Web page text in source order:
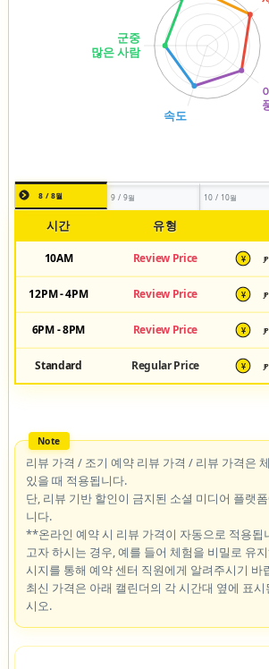
8 / 8월 9 / 9월 10 / 10월
시간 유형
10AM Review Price ¥
12PM - 4PM Review Price ¥
6PM - 8PM Review Price ¥
Standard Regular Price ¥
리뷰 가격 / 조기 예약 리뷰 가격 / 리뷰 가격은
있을 때 적용됩니다.
단, 리뷰 기반 할인이 금지된 소셜 미디어 플랫
니다.
**온라인 예약 시 리뷰 가격이 자동으로 적용됩
고자 하시는 경우, 예를 들어 체험을 비밀로 유
시지를 통해 예약 센터 직원에게 알려주시기 바
최신 가격은 아래 캘린더의 각 시간대 옆에 표
시오.